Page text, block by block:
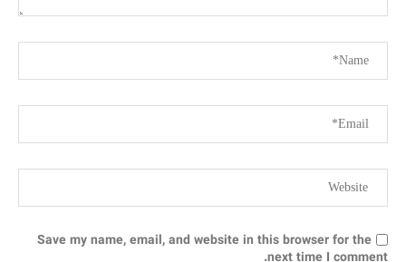
Save my name, email, and website in this browser for the
next time I comment.